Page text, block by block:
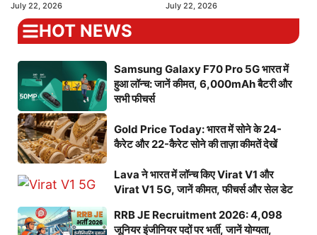
July 22, 2026 July 22, 2026
HOT NEWS
Samsung Galaxy F70 Pro 5G भारत में
हुआ लॉन्च: जानें कीमत, 6,000mAh बैटरी और
सभी फीचर्स
Gold Price Today: भारत में सोने के 24-
कैरेट और 22-कैरेट सोने की ताज़ा कीमतें देखें
Lava ने भारत में लॉन्च किए Virat V1 और
Virat V1 5G, जानें कीमत, फीचर्स और सेल डेट
RRB JE Recruitment 2026: 4,098
जूनियर इंजीनियर पदों पर भर्ती, जानें योग्यता,